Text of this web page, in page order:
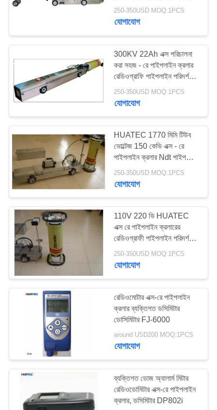
মেশিন
250-350USD MOQ:1PCS
যোগাযোগ
300KV 22Ah এক্স পরিচালনা
করা সহজ - রে পাইপলাইন ক্রলার
রেডিওগ্রাফি পাইপলাইন পরিদর্শন
এক্স রে ওয়েল্ড টেস্টিং
250-350USD MOQ:1PCS
যোগাযোগ
HUATEC 1770 মিমি টিউব
ভোল্টেজ 150 কেভি এক্স - রে
পাইপলাইন ক্রলার Ndt পাইপলাইন
এনডিটি ক্রলার
250-350USD MOQ:1PCS
যোগাযোগ
110V 220 ভি HUATEC
এক্স রে পাইপলাইন ক্রলারের
রেডিওগ্রাফী পাইপলাইন পরিদর্শন
পরিচালনা করা সহজ
250-350USD MOQ:1PCS
যোগাযোগ
রেডিওমোটার এক্স-রে পাইপলাইন
ক্রলার ব্যক্তিগত ডসিমিটার
ডোসিমিটার FJ-6000
around USD200 MOQ:1PCS
যোগাযোগ
ব্যক্তিগত ডোজ অ্যালার্ম মিটার
রেডিওডোমিটার এক্স-রে পাইপলাইন
ক্রলার, ডসিমিটার DP802i